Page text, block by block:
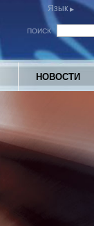
Язык
ПОИСК
НОВОСТИ